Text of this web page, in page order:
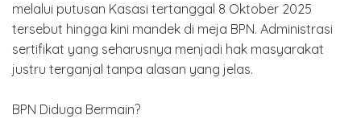
melalui putusan Kasasi tertanggal 8 Oktober 2025
tersebut hingga kini mandek di meja BPN. Administrasi
sertifikat yang seharusnya menjadi hak masyarakat
justru terganjal tanpa alasan yang jelas.
BPN Diduga Bermain?